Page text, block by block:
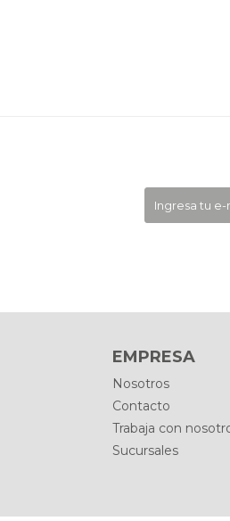
EMPRESA
Nosotros
Contacto
Trabaja con
Sucursales